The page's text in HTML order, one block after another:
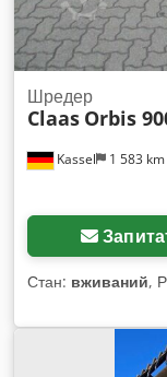
Kassel 1 583 km
Шредер
Claas Orbis
Стан: вживаний,